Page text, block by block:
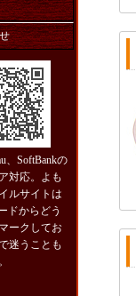
、SoftBankの
対応。よも
ルサイトは
ドからどう
ークしてお
迷うことも